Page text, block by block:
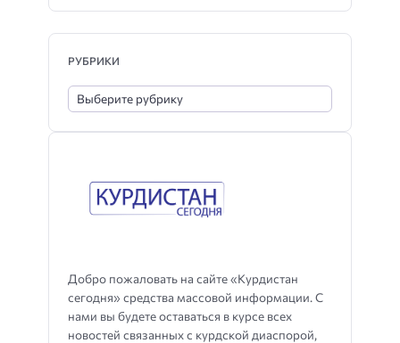
Добро пожаловать на сайте «Курдистан
сегодня» средства массовой информации. С
нами вы будете оставаться в курсе всех
новостей связанных с курдской диаспорой,
РУБРИКИ